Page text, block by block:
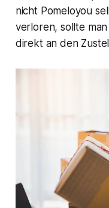
nicht Pomeloyou
verloren, sollte
direkt an den